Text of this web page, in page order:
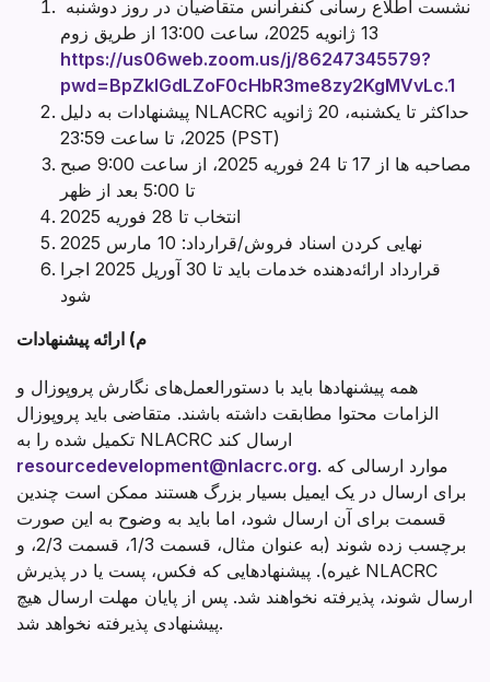
13 ژانویه 2025، ساعت 13:00 از طریق زوم
https://us06web.zoom.us/j/86247345579?
pwd=BpZklGdLZoF0cHbR3me8zy2KgMVvLc.1
پیشنهادات به دلیل NLACRC حداکثر تا یکشنبه، 20 ژانویه
2025، تا ساعت 23:59 (PST)
مصاحبه ها از 17 تا 24 فوریه 2025، از ساعت 9:00 صبح
تا 5:00 بعد از ظهر
انتخاب تا 28 فوریه 2025
نهایی کردن اسناد فروش/قرارداد: 10 مارس 2025
قرارداد ارائه‌دهنده خدمات باید تا 30 آوریل 2025 اجرا
شود
م) ارائه پیشنهادات
همه پیشنهادها باید با دستورالعمل‌های نگارش پروپوزال و
الزامات محتوا مطابقت داشته باشند. متقاضی باید پروپوزال
تکمیل شده را به NLACRC ارسال کند
resourcedevelopment@nlacrc.org. موارد ارسالی که
برای ارسال در یک ایمیل بسیار بزرگ هستند ممکن است چندین
قسمت برای آن ارسال شود، اما باید به وضوح به این صورت
برچسب زده شوند (به عنوان مثال، قسمت 1/3، قسمت 2/3، و
غیره). پیشنهادهایی که فکس، پست یا در پذیرش NLACRC
ارسال شوند، پذیرفته نخواهند شد. پس از پایان مهلت ارسال هیچ
پیشنهادی پذیرفته نخواهد شد.